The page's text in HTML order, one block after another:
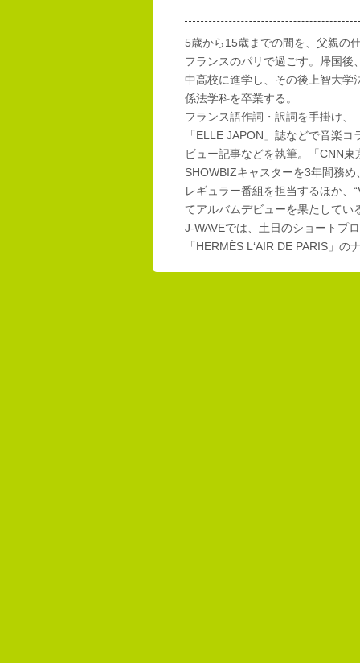
5歳から15歳までの間を、父親の
フランスのパリで過ごす。帰国後
中高校に進学し、その後上智大学
係法学科を卒業する。
フランス語作詞・訳詞を手掛け、
「ELLE JAPON」誌などで音楽コ
ビュー記事などを執筆。「CNN東
SHOWBIZキャスターを3年間務め
レギュラー番組を担当するほか、
てアルバムデビューを果たしてい
J-WAVEでは、土日のショートプ
「HERMÈS L‘AIR DE PARIS」